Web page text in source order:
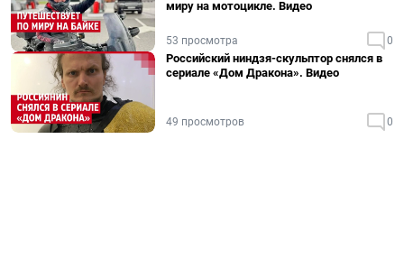
миру на мотоцикле. Видео
53 просмотра 0
Российский ниндзя-скульптор снялся в
сериале «Дом Дракона». Видео
49 просмотров 0